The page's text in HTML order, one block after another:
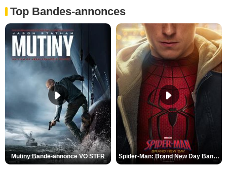
Top Bandes-annonces
Mutiny Bande-annonce VO STFR Spider-Man: Brand New Day Bande-annonce VO STFR